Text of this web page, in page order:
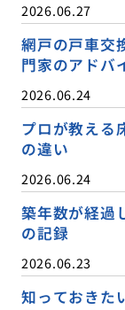
2026.06.27
網戸の戸車交
門家のアドバ
2026.06.24
プロが教える
の違い
2026.06.24
築年数が経過
の記録
2026.06.23
知っておきた